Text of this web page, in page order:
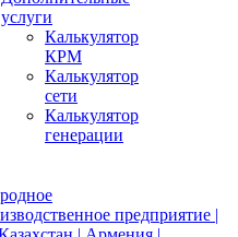
услуги
Калькулятор
КРМ
Калькулятор
сети
Калькулятор
генерации